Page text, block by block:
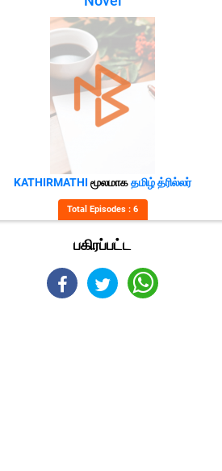
KATHIRMATHI மூலமாகதமிழ் த்ரில்லர்
Total Episodes : 6
பகிரப்பட்ட